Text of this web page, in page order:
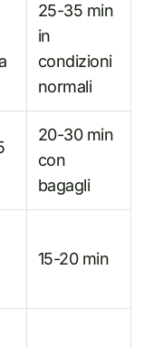
25-35 min
in
condizioni
normali
20-30 min
con
bagagli
15-20 min